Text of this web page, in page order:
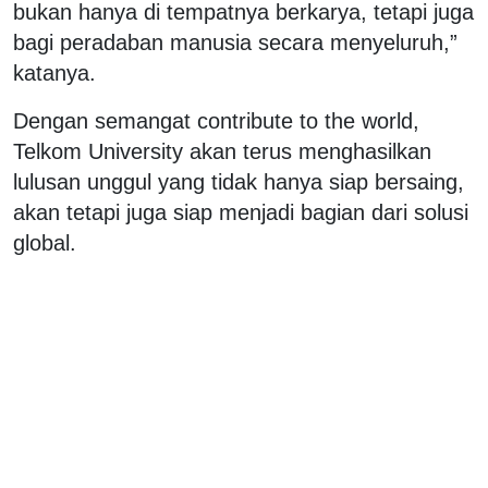
bukan hanya di tempatnya berkarya, tetapi juga
bagi peradaban manusia secara menyeluruh,”
katanya.
Dengan semangat contribute to the world,
Telkom University akan terus menghasilkan
lulusan unggul yang tidak hanya siap bersaing,
akan tetapi juga siap menjadi bagian dari solusi
global.